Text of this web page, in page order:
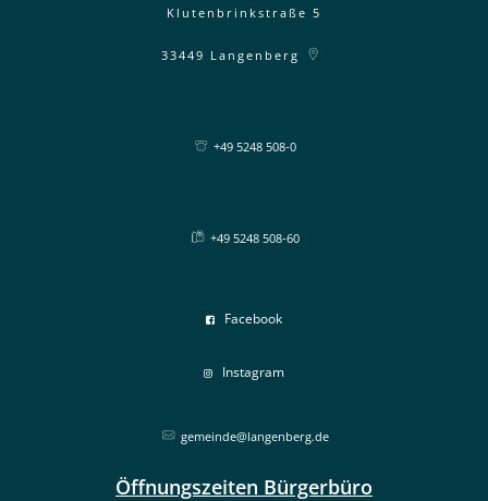
Klutenbrinkstraße 5
33449 Langenberg
+49 5248 508-0
+49 5248 508-60
Facebook
Instagram
gemeinde@langenberg.de
Öffnungszeiten Bürgerbüro